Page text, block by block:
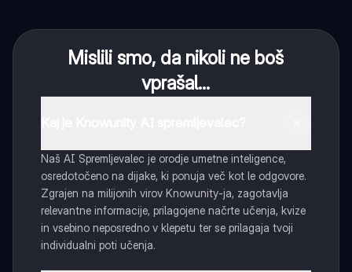
Mislili smo, da nikoli ne boš
vprašal...
Naš AI Spremljevalec je orodje umetne inteligence,
osredotočeno na dijake, ki ponuja več kot le odgovore.
Zgrajen na milijonih virov Knowunity-ja, zagotavlja
relevantne informacije, prilagojene načrte učenja, kvize
in vsebino neposredno v klepetu ter se prilagaja tvoji
individualni poti učenja.